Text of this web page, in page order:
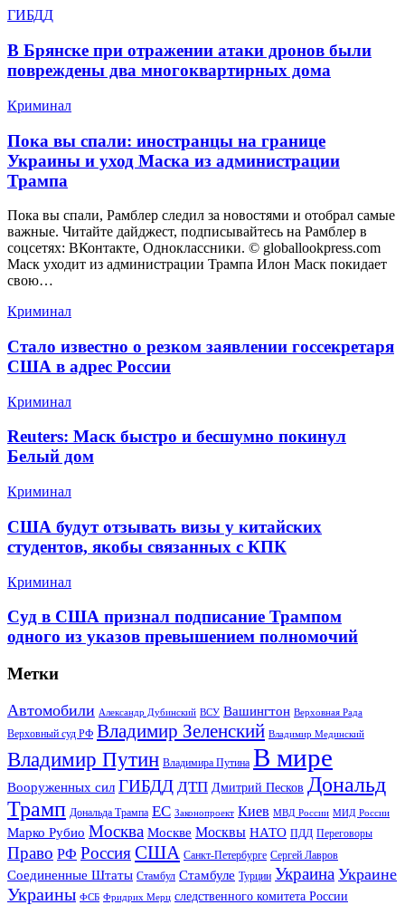
ГИБДД
В Брянске при отражении атаки дронов были
повреждены два многоквартирных дома
Криминал
Пока вы спали: иностранцы на границе
Украины и уход Маска из администрации
Трампа
Пока вы спали, Рамблер следил за новостями и отобрал самые
важные. Читайте дайджест, подписывайтесь на Рамблер в
соцсетях: ВКонтакте, Одноклассники. © globallookpress.com
Маск уходит из администрации Трампа Илон Маск покидает
свою…
Криминал
Стало известно о резком заявлении госсекретаря
США в адрес России
Криминал
Reuters: Маск быстро и бесшумно покинул
Белый дом
Криминал
США будут отзывать визы у китайских
студентов, якобы связанных с КПК
Криминал
Суд в США признал подписание Трампом
одного из указов превышением полномочий
Метки
Автомобили Александр Дубинский ВСУ Вашингтон Верховная Рада
Верховный суд РФ Владимир Зеленский Владимир Мединский
Владимир Путин Владимира Путина В мире
Вооруженных сил ГИБДД ДТП Дмитрий Песков Дональд
Трамп Дональда Трампа ЕС Законопроект Киев МВД России МИД России
Марко Рубио Москва Москве Москвы НАТО ПДД Переговоры
Право РФ РоссияСША Санкт-Петербурге Сергей Лавров
Соединенные Штаты Стамбул Стамбуле Турции Украина Украине
Украины ФСБ Фридрих Мерц следственного комитета России